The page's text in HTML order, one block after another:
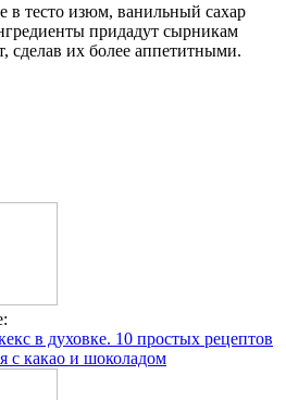
в тесто изюм, ванильный сахар
придадут сырникам
сделав их более аппетитными.
в духовке. 10 простых рецептов
с какао и шоколадом